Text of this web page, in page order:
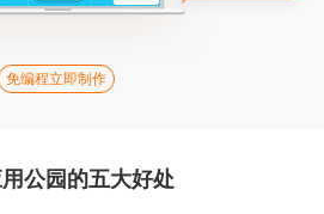
免编程立即制作
公园的五大好处